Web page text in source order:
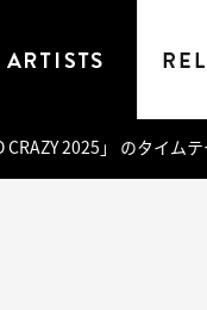
CRAZY 2025」 のタイム